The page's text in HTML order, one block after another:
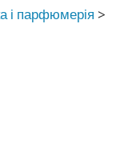
і парфюмерія >